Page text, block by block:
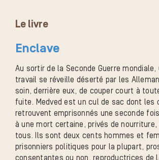
Le livre
Enclave
Au sortir de la Seconde Guerre mondiale,
travail se réveille déserté par les
soin, derrière eux, de couper court à
fuite. Medved est un cul de sac dont les
retrouvent emprisonnés une seconde
à une mort certaine, privés de nourriture,
tous. Ils sont deux cents hommes et
prisonniers politiques pour la plupart,
consentantes ou non, reproductrices de